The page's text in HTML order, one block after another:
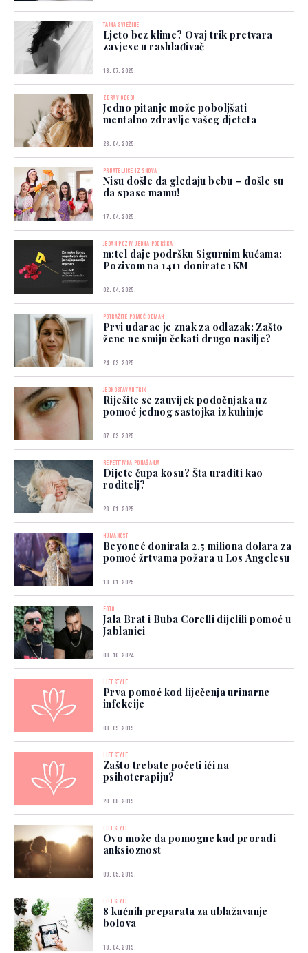
TAJNA SVJEŽINE
Ljeto bez klime? Ovaj trik pretvara
zavjese u rashlađivač
18. 07. 2025.
ZDRAV ODGOJ
Jedno pitanje može poboljšati
mentalno zdravlje vašeg djeteta
23. 04. 2025.
PRIJATELJICE IZ SNOVA
Nisu došle da gledaju bebu – došle su
da spase mamu!
17. 04. 2025.
JEDAN POZIV, JEDNA PODRŠKA
m:tel daje podršku Sigurnim kućama:
Pozivom na 1411 donirate 1KM
02. 04. 2025.
POTRAŽITE POMOĆ ODMAH
Prvi udarac je znak za odlazak: Zašto
žene ne smiju čekati drugo nasilje?
24. 03. 2025.
JEDNOSTAVAN TRIK
Riješite se zauvijek podočnjaka uz
pomoć jednog sastojka iz kuhinje
07. 03. 2025.
REPETITIVNA PONAŠANJA
Dijete čupa kosu? Šta uraditi kao
roditelj?
28. 01. 2025.
HUMANOST
Beyoncé donirala 2.5 miliona dolara za
pomoć žrtvama požara u Los Angelesu
13. 01. 2025.
FOTO
Jala Brat i Buba Corelli dijelili pomoć u
Jablanici
08. 10. 2024.
LIFESTYLE
Prva pomoć kod liječenja urinarne
infekcije
08. 09. 2019.
LIFESTYLE
Zašto trebate početi ići na
psihoterapiju?
20. 08. 2019.
LIFESTYLE
Ovo može da pomogne kad proradi
anksioznost
09. 05. 2019.
LIFESTYLE
8 kućnih preparata za ublažavanje
bolova
18. 04. 2019.